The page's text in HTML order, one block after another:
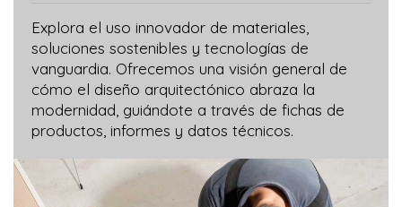
Explora el uso innovador de materiales,
soluciones sostenibles y tecnologías de
vanguardia. Ofrecemos una visión general de
cómo el diseño arquitectónico abraza la
modernidad, guiándote a través de fichas de
productos, informes y datos técnicos.